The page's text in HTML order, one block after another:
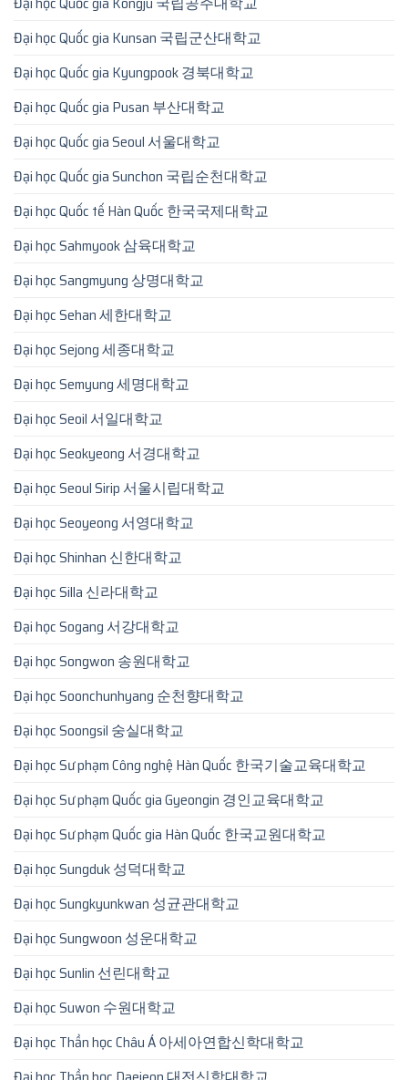
Đại học Quốc gia Kunsan 국립군산대학교
Đại học Quốc gia Kyungpook 경북대학교
Đại học Quốc gia Pusan 부산대학교
Đại học Quốc gia Seoul 서울대학교
Đại học Quốc gia Sunchon 국립순천대학교
Đại học Quốc tế Hàn Quốc 한국국제대학교
Đại học Sahmyook 삼육대학교
Đại học Sangmyung 상명대학교
Đại học Sehan 세한대학교
Đại học Sejong 세종대학교
Đại học Semyung 세명대학교
Đại học Seoil 서일대학교
Đại học Seokyeong 서경대학교
Đại học Seoul Sirip 서울시립대학교
Đại học Seoyeong 서영대학교
Đại học Shinhan 신한대학교
Đại học Silla 신라대학교
Đại học Sogang 서강대학교
Đại học Songwon 송원대학교
Đại học Soonchunhyang 순천향대학교
Đại học Soongsil 숭실대학교
Đại học Sư phạm Công nghệ Hàn Quốc 한국기술교육대학교
Đại học Sư phạm Quốc gia Gyeongin 경인교육대학교
Đại học Sư phạm Quốc gia Hàn Quốc 한국교원대학교
Đại học Sungduk 성덕대학교
Đại học Sungkyunkwan 성균관대학교
Đại học Sungwoon 성운대학교
Đại học Sunlin 선린대학교
Đại học Suwon 수원대학교
Đại học Thần học Châu Á 아세아연합신학대학교